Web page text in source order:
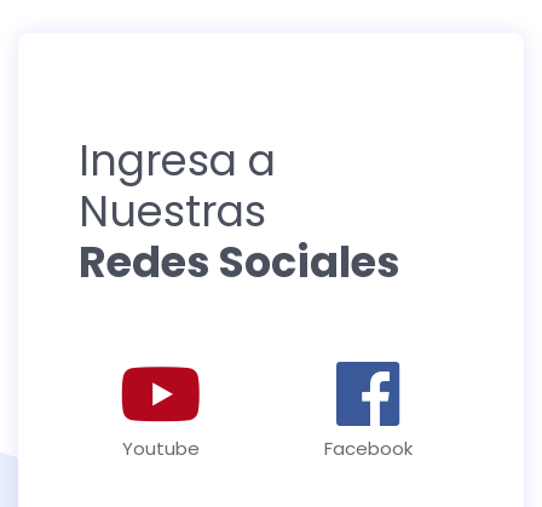
Ingresa a
Nuestras
Redes Sociales
Youtube Facebook